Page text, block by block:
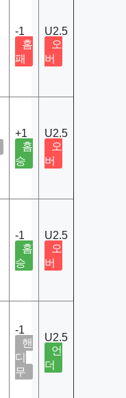
-1
홈
패
U2.5
오
버
+1
홈
승
U2.5
오
버
-1
홈
승
U2.5
오
버
-1
핸
디
무
U2.5
언
더